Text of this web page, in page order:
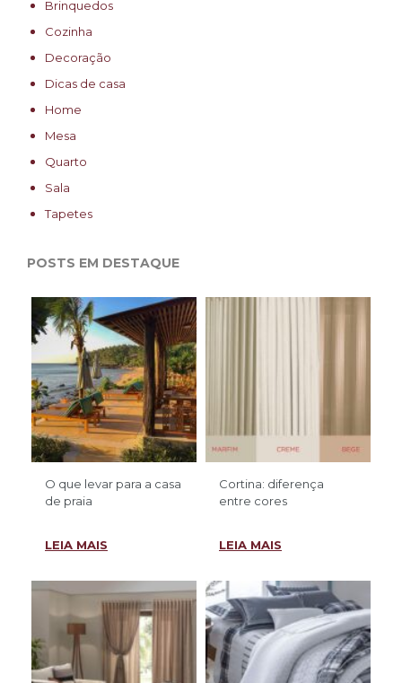
Brinquedos
Cozinha
Decoração
Dicas de casa
Home
Mesa
Quarto
Sala
Tapetes
POSTS EM DESTAQUE
O que levar para a casa
de praia
LEIA MAIS
Cortina: diferença
entre cores
LEIA MAIS